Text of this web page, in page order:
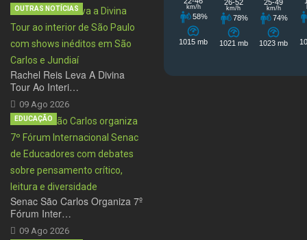
Rachel Reis Leva A Divina
Tour Ao Interi…
09 Ago 2026
OUTRAS NOTÍCIAS
Senac São Carlos Organiza 7º
Fórum Inter…
09 Ago 2026
EDUCAÇÃO